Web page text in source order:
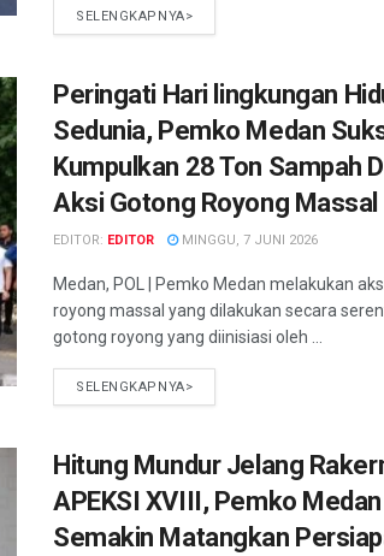
SELENGKAPNYA>
Peringati Hari lingkungan
Sedunia, Pemko Medan
Kumpulkan 28 Ton Sampah
Aksi Gotong Royong Massal
EDITOR: EDITOR MINGGU, 7 JUNI 2026
Medan, POL | Pemko Medan melakukan
royong massal yang dilakukan secara
gotong royong yang diinisiasi oleh ...
SELENGKAPNYA>
Hitung Mundur Jelang
APEKSI XVIII, Pemko Medan
Semakin Matangkan